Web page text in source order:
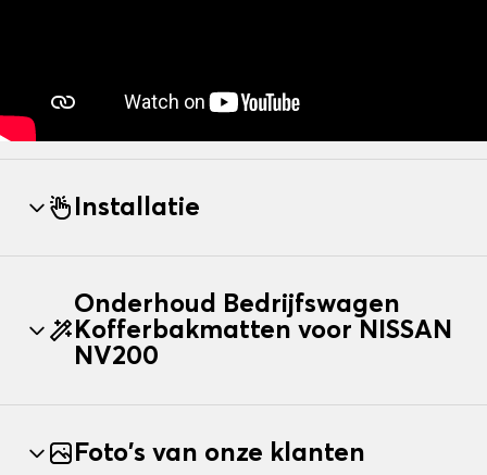
Installatie
Onderhoud Bedrijfswagen
Kofferbakmatten voor NISSAN
NV200
Foto's van onze klanten